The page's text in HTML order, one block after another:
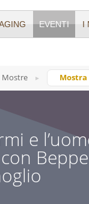
EVENTI I
Mostre
Mostra
Mostra
Mostra
e
Beppe